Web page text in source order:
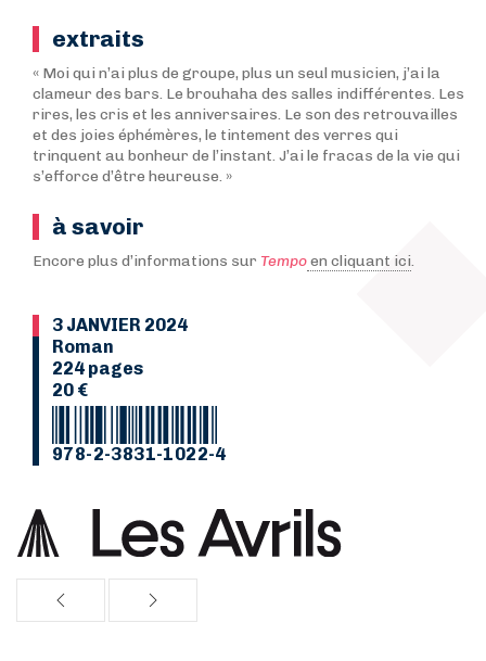
extraits
« Moi qui n’ai plus de groupe, plus un seul musicien, j’ai la
clameur des bars. Le brouhaha des salles indifférentes. Les
rires, les cris et les anniversaires. Le son des retrouvailles
et des joies éphémères, le tintement des verres qui
trinquent au bonheur de l’instant. J’ai le fracas de la vie qui
s’efforce d’être heureuse. »
à savoir
Encore plus d’informations sur Tempoen cliquant ici.
3 JANVIER 2024
Roman
224 pages
20 €
978-2-3831-1022-4